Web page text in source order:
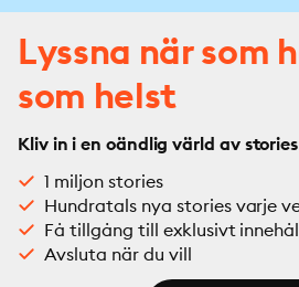
Lyssna när som
som helst
Kliv in i en oändlig värld av stories
1 miljon stories
Hundratals nya stories varje
Få tillgång till exklusivt
Avsluta när du vill